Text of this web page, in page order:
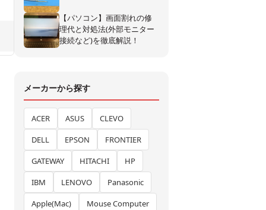
【パソコン】画面割れの修
理代と対処法(外部モニター
接続など)を徹底解説！
メーカーから探す
ACER ASUS
CLEVO
DELL
EPSON
FRONTIER
GATEWAY
HITACHI
HP
IBM
LENOVO
Panasonic
Apple(Mac)
Mouse Computer